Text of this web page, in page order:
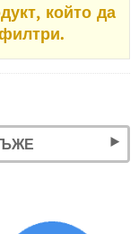
който да